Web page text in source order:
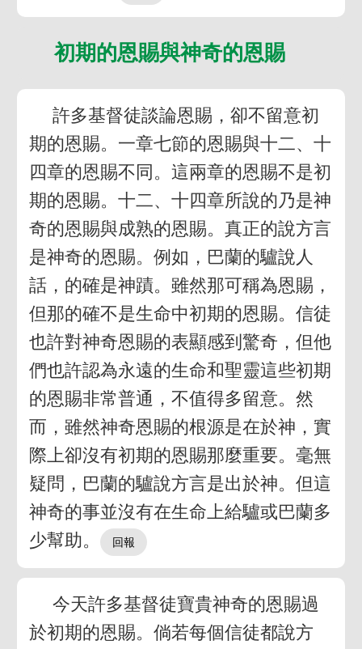
初期的恩賜與神奇的恩賜
許多基督徒談論恩賜，卻不留意初
期的恩賜。一章七節的恩賜與十二、十
四章的恩賜不同。這兩章的恩賜不是初
期的恩賜。十二、十四章所說的乃是神
奇的恩賜與成熟的恩賜。真正的說方言
是神奇的恩賜。例如，巴蘭的驢說人
話，的確是神蹟。雖然那可稱為恩賜，
但那的確不是生命中初期的恩賜。信徒
也許對神奇恩賜的表顯感到驚奇，但他
們也許認為永遠的生命和聖靈這些初期
的恩賜非常普通，不值得多留意。然
而，雖然神奇恩賜的根源是在於神，實
際上卻沒有初期的恩賜那麼重要。毫無
疑問，巴蘭的驢說方言是出於神。但這
神奇的事並沒有在生命上給驢或巴蘭多
少幫助。
今天許多基督徒寶貴神奇的恩賜過
於初期的恩賜。倘若每個信徒都說方